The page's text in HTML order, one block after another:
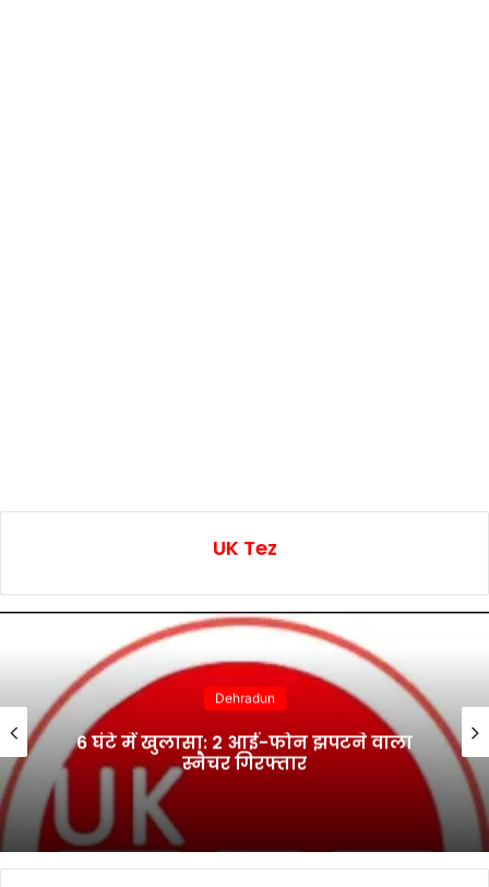
UK Tez
Dehradun
6 घंटे में खुलासा: 2 आई-फोन झपटने वाला
स्नैचर गिरफ्तार